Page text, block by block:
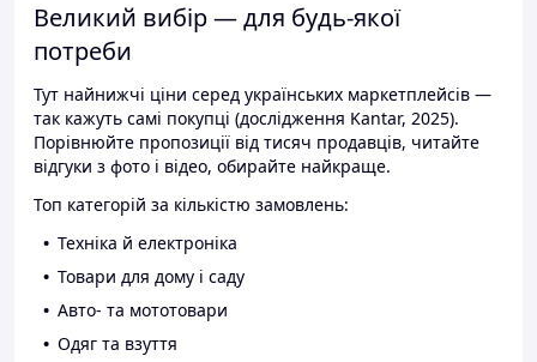
Великий вибір — для будь-якої
потреби
Тут найнижчі ціни серед українських маркетплейсів —
так кажуть самі покупці (дослідження Kantar, 2025).
Порівнюйте пропозиції від тисяч продавців, читайте
відгуки з фото і відео, обирайте найкраще.
Топ категорій за кількістю замовлень:
Техніка й електроніка
Товари для дому і саду
Авто- та мототовари
Одяг та взуття